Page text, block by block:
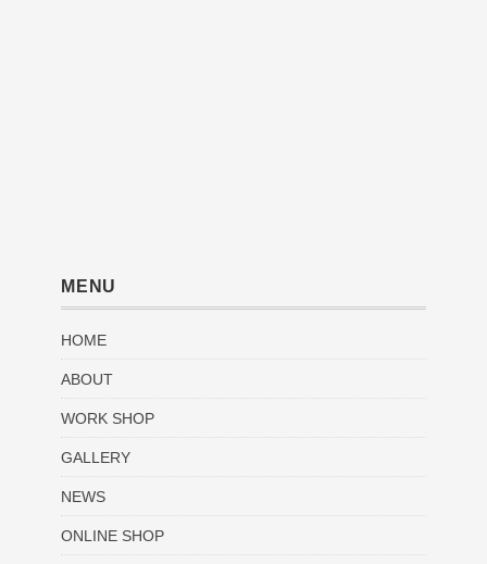
MENU
HOME
ABOUT
WORK SHOP
GALLERY
NEWS
ONLINE SHOP